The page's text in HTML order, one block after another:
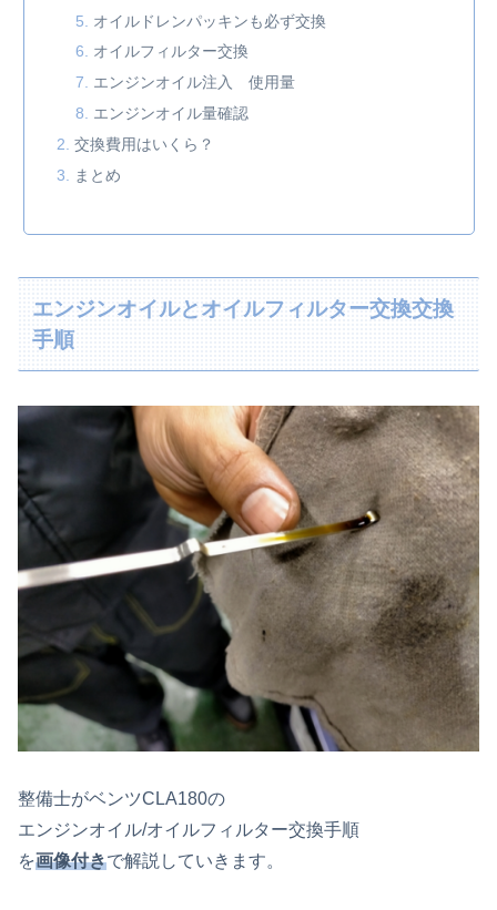
オイルドレンパッキンも必ず交換
オイルフィルター交換
エンジンオイル注入 使用量
エンジンオイル量確認
交換費用はいくら？
まとめ
エンジンオイルとオイルフィルター交換交換
手順
整備士がベンツCLA180の
エンジンオイル/オイルフィルター交換手順
を画像付きで解説していきます。